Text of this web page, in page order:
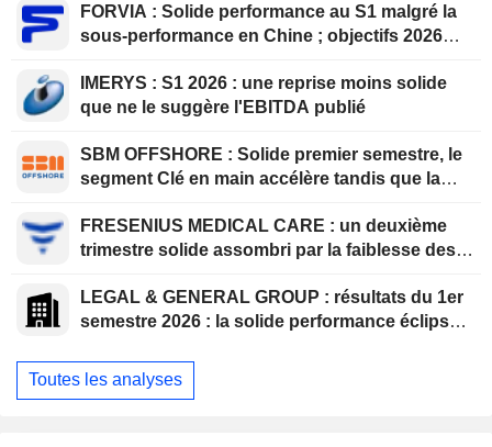
FORVIA : Solide performance au S1 malgré la
sous-performance en Chine ; objectifs 2026
IMERYS : S1 2026 : une reprise moins solide
que ne le suggère l'EBITDA publié
SBM OFFSHORE : Solide premier semestre, le
segment Clé en main accélère tandis que la
FRESENIUS MEDICAL CARE : un deuxième
trimestre solide assombri par la faiblesse des
LEGAL & GENERAL GROUP : résultats du 1er
semestre 2026 : la solide performance éclipsée
des bénéfices
Toutes les analyses